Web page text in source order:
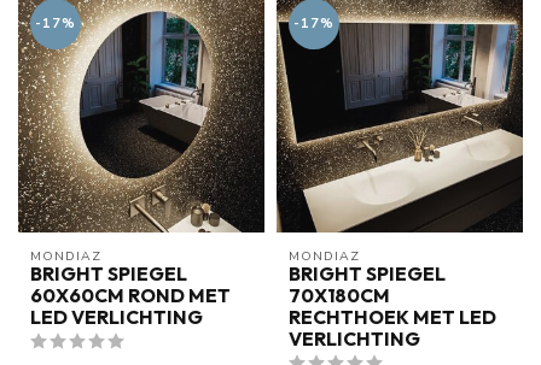
-17%
MONDIAZ
BRIGHT SPIEGEL
60X60CM ROND MET
LED VERLICHTING
-17%
MONDIAZ
BRIGHT SPIEGEL
70X180CM
RECHTHOEK MET LED
VERLICHTING